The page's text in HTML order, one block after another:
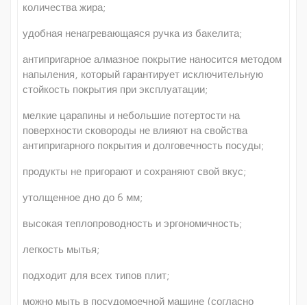
количества жира;
удобная ненагревающаяся ручка из бакелита;
антипригарное алмазное покрытие наносится методом
напыления, который гарантирует исключительную
стойкость покрытия при эксплуатации;
мелкие царапины и небольшие потертости на
поверхности сковороды не влияют на свойства
антипригарного покрытия и долговечность посуды;
продукты не пригорают и сохраняют свой вкус;
утолщенное дно до 6 мм;
высокая теплопроводность и эргономичность;
легкость мытья;
подходит для всех типов плит;
можно мыть в посудомоечной машине (согласно